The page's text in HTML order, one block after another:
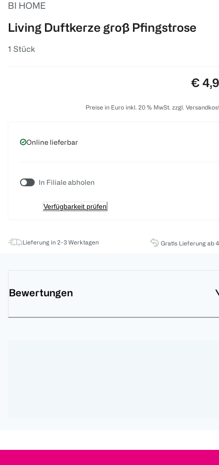
BI HOME
Living Duftkerze groß Pfingstrose
1 Stück
€
Preise in Euro inkl. 20 % MwSt. zzgl.
Online lieferbar
In Filiale abholen
Verfügbarkeit prüfen
Lieferung in 2-3 Werktagen Gratis Lieferung ab
Bewertungen